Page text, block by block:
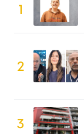
1
2
3